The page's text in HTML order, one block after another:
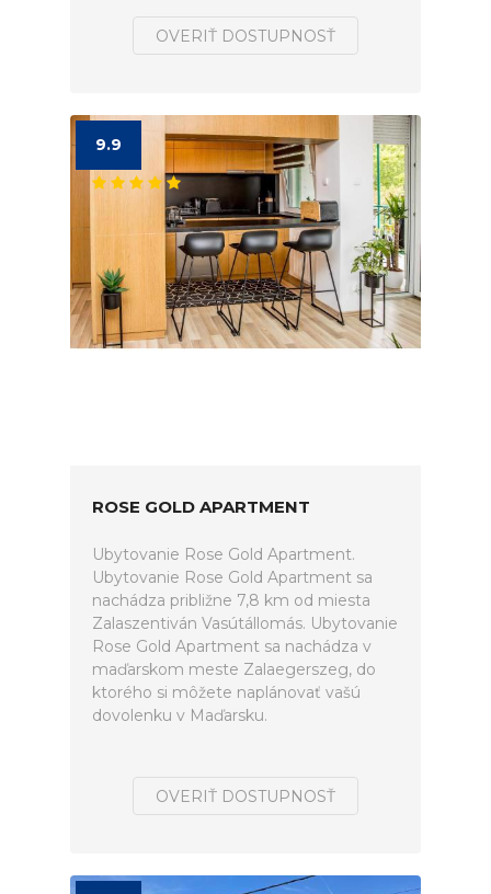
OVERIŤ DOSTUPNOSŤ
9.9
ROSE GOLD APARTMENT
Ubytovanie Rose Gold Apartment.
Ubytovanie Rose Gold Apartment sa
nachádza približne 7,8 km od miesta
Zalaszentiván Vasútállomás. Ubytovanie
Rose Gold Apartment sa nachádza v
maďarskom meste Zalaegerszeg, do
ktorého si môžete naplánovať vašú
dovolenku v Maďarsku.
OVERIŤ DOSTUPNOSŤ